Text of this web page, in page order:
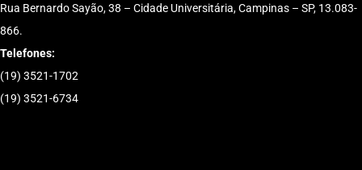
Rua Bernardo Sayão, 38 – Cidade Universitária, Campinas – SP, 13.083-
866.
Telefones:
(19) 3521-1702
(19) 3521-6734